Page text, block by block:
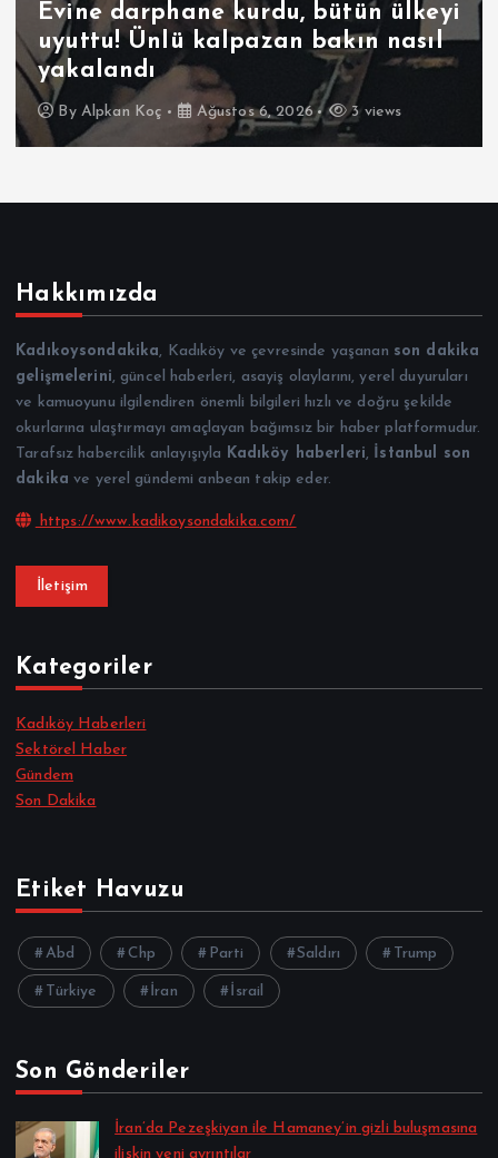
Evine darphane kurdu, bütün ülkeyi
uyuttu! Ünlü kalpazan bakın nasıl
yakalandı
By Alpkan Koç Ağustos 6, 2026 3 views
Hakkımızda
Kadıkoysondakika, Kadıköy ve çevresinde yaşanan son dakika
gelişmelerini, güncel haberleri, asayiş olaylarını, yerel duyuruları
ve kamuoyunu ilgilendiren önemli bilgileri hızlı ve doğru şekilde
okurlarına ulaştırmayı amaçlayan bağımsız bir haber platformudur.
Tarafsız habercilik anlayışıyla Kadıköy haberleri, İstanbul son
dakika ve yerel gündemi anbean takip eder.
https://www.kadikoysondakika.com/
İletişim
Kategoriler
Kadıköy Haberleri
Sektörel Haber
Gündem
Son Dakika
Etiket Havuzu
Abd Chp Parti Saldırı Trump
Türkiye İran İsrail
Son Gönderiler
İran’da Pezeşkiyan ile Hamaney’in gizli buluşmasına
ilişkin yeni ayrıntılar